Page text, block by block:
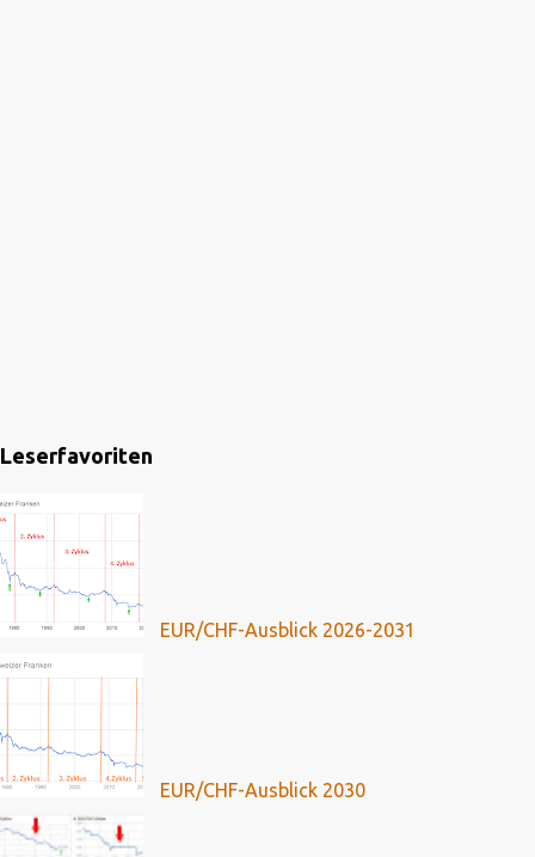
Leserfavoriten
EUR/CHF-Ausblick 2026-2031
EUR/CHF-Ausblick 2030